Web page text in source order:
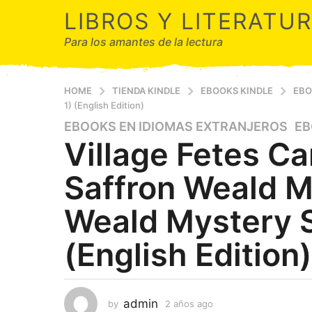
LIBROS Y
Para los amantes de la lectura
HOME TIENDA KINDLE EBOOKS KINDLE
1) (English Edition)
2
a
ñ
o
s
a
g
o
2
ñ
EBOOKS EN IDIOMAS EXTRANJEROS ,
Village Fetes
Saffron Weald
Weald Mystery
(English Edition)
by admin 2 años ago